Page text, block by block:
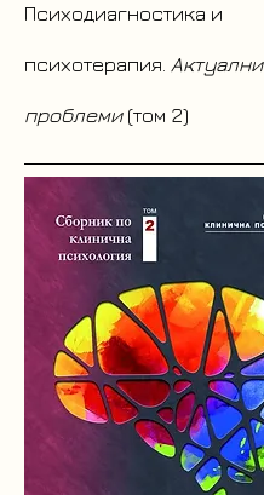
Психодиагностика и
психотерапия. Актуални
проблеми(том 2)